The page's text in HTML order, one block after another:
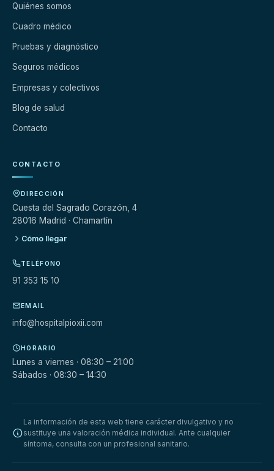
Quiénes somos
Cuadro médico
Pruebas y diagnóstico
Seguros médicos
Empresas y colectivos
Blog de salud
Contacto
CONTACTO
DIRECCIÓN
Cuesta del Sagrado Corazón, 4
28016 Madrid · Chamartín
Cómo llegar
TELÉFONO
91 353 15 10
EMAIL
info@hospitalpioxii.com
HORARIO
Lunes a viernes · 08:30 – 21:00
Sábados · 08:30 – 14:30
La información de esta web tiene carácter divulgativo y no
sustituye una valoración médica individual. Ante cualquier
síntoma, consulta con un profesional sanitario.